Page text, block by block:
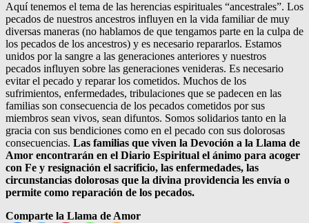
Aquí tenemos el tema de las herencias espirituales “ancestrales”. Los
pecados de nuestros ancestros influyen en la vida familiar de muy
diversas maneras (no hablamos de que tengamos parte en la culpa de
los pecados de los ancestros) y es necesario repararlos. Estamos
unidos por la sangre a las generaciones anteriores y nuestros
pecados influyen sobre las generaciones venideras. Es necesario
evitar el pecado y reparar los cometidos. Muchos de los
sufrimientos, enfermedades, tribulaciones que se padecen en las
familias son consecuencia de los pecados cometidos por sus
miembros sean vivos, sean difuntos. Somos solidarios tanto en la
gracia con sus bendiciones como en el pecado con sus dolorosas
consecuencias. Las familias que viven la Devoción a la Llama de
Amor encontrarán en el Diario Espiritual el ánimo para acoger
con Fe y resignación el sacrificio, las enfermedades, las
circunstancias dolorosas que la divina providencia les envía o
permite como reparación de los pecados.
Comparte la Llama de Amor